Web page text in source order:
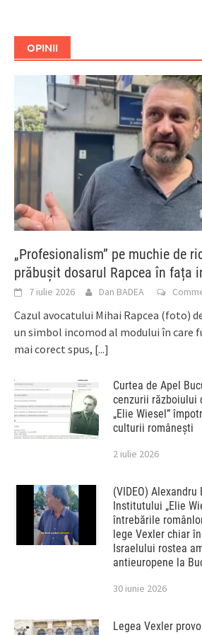
OPINII
„Profesionalism” pe muchie de
prăbușit dosarul Rapcea în fața
7 iulie 2026 Dan BADEA
Cazul avocatului Mihai Rapcea (foto)
un simbol incomod al modului în care
mai corect spus, [...]
Curtea de Apel
cenzurii războiului
„Elie Wiesel”
culturii românești
2 iulie 2026
(VIDEO)
Institutului „Elie
întrebările
lege Vexler chiar
Israelului rostea
antieuropene la
30 iunie 2026
Legea Vexler